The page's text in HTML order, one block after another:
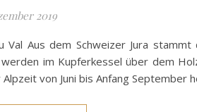
2019
Val Aus dem Schweizer Jura stammt
im Kupferkessel über dem
Alpzeit von Juni bis Anfang September